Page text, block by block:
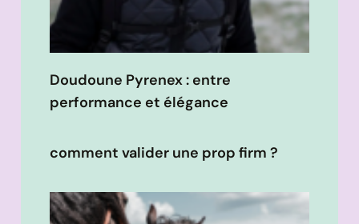
Doudoune Pyrenex : entre
performance et élégance
comment valider une prop firm ?